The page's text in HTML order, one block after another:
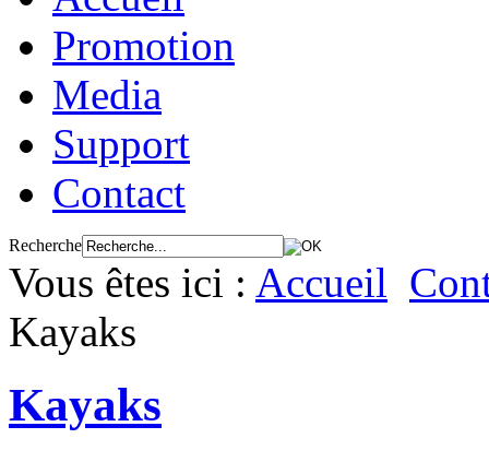
Promotion
Media
Support
Contact
Recherche
Vous êtes ici : Accueil
Kayaks
Kayaks